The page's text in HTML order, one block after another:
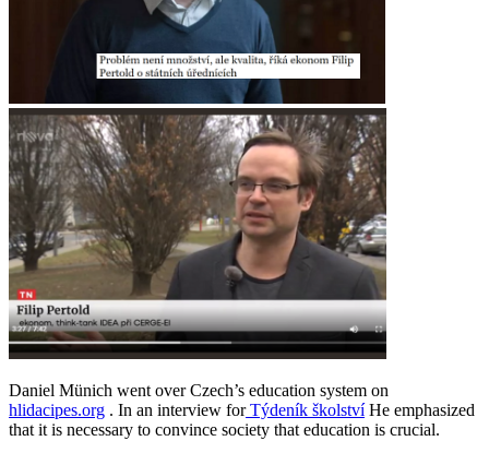
Daniel Münich went over Czech’s education system on
hlidacipes.org . In an interview forTýdeník školstvíHe emphasized
that it is necessary to convince society that education is crucial.